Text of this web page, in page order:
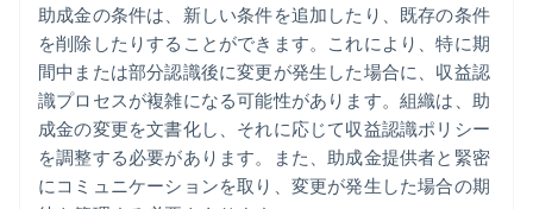
助成金の条件は、新しい条件を追加したり、既存の条件
を削除したりすることができます。これにより、特に期
間中または部分認識後に変更が発生した場合に、収益認
識プロセスが複雑になる可能性があります。組織は、助
成金の変更を文書化し、それに応じて収益認識ポリシー
を調整する必要があります。また、助成金提供者と緊密
にコミュニケーションを取り、変更が発生した場合の期